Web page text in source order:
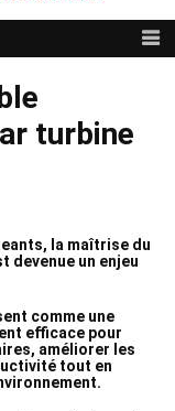
turbine
la maîtrise du
devenue un enjeu
comme une
efficace pour
améliorer les
tout en